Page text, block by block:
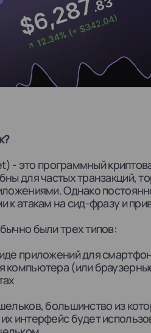
- это программный
для частых транзакций,
Однако
к атакам на сид-фразу и
были трех типов:
приложений для
компьютера (или
большинство из
интерфейс будет